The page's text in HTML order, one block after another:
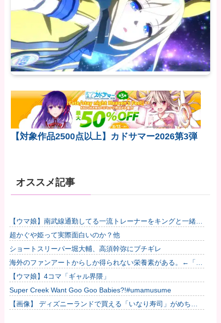
【対象作品2500点以上】カドサマー2026第3弾
オススメ記事
【ウマ娘】南武線通勤してる一流トレーナーをキングと一緒に
見ていく他
超かぐや姫って実際面白いのか？他
ショートスリーパー堀大輔、高須幹弥にブチギレ
海外のファンアートからしか得られない栄養素がある。←「お
デジ以外味付けが濃いな…」
【ウマ娘】4コマ「ギャル界隈」
Super Creek Want Goo Goo Babies?!#umamusume
【画像】 ディズニーランドで買える「いなり寿司」がめちゃ